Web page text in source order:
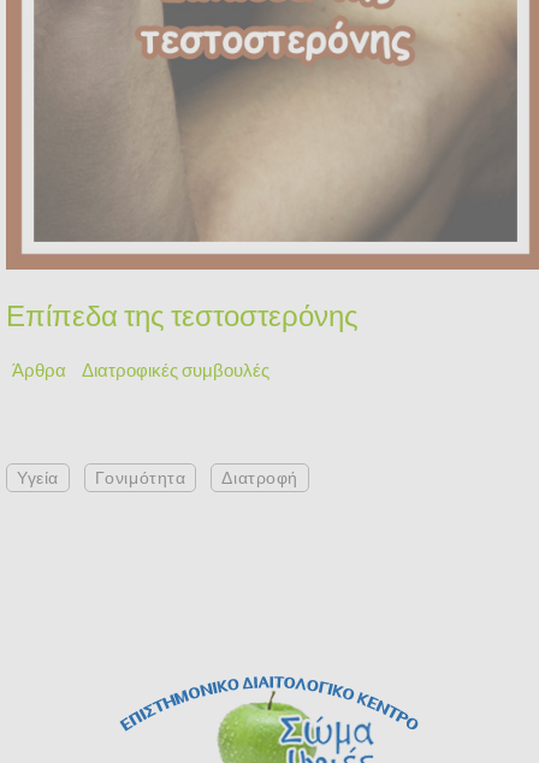
Επίπεδα της τεστοστερόνης
Άρθρα Διατροφικές συμβουλές
Υγεία Γονιμότητα Διατροφή